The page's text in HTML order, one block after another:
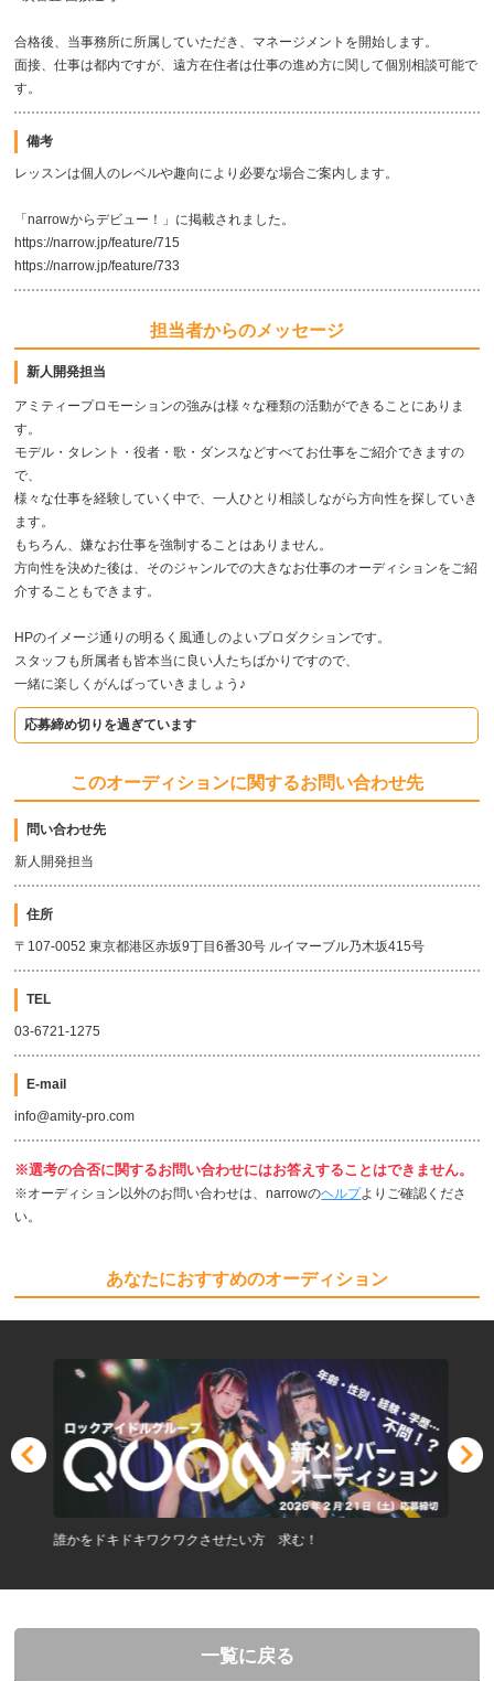
合格後、当事務所に所属していただき、マネージメントを開始します。
面接、仕事は都内ですが、遠方在住者は仕事の進め方に関して個別相談可能で
す。
備考
レッスンは個人のレベルや趣向により必要な場合ご案内します。
「narrowからデビュー！」に掲載されました。
https://narrow.jp/feature/715
https://narrow.jp/feature/733
担当者からのメッセージ
新人開発担当
アミティープロモーションの強みは様々な種類の活動ができることにありま
す。
モデル・タレント・役者・歌・ダンスなどすべてお仕事をご紹介できますの
で、
様々な仕事を経験していく中で、一人ひとり相談しながら方向性を探していき
ます。
もちろん、嫌なお仕事を強制することはありません。
方向性を決めた後は、そのジャンルでの大きなお仕事のオーディションをご紹
介することもできます。
HPのイメージ通りの明るく風通しのよいプロダクションです。
スタッフも所属者も皆本当に良い人たちばかりですので、
一緒に楽しくがんばっていきましょう♪
応募締め切りを過ぎています
このオーディションに関するお問い合わせ先
問い合わせ先
新人開発担当
住所
〒107-0052 東京都港区赤坂9丁目6番30号 ルイマーブル乃木坂415号
TEL
03-6721-1275
E-mail
info@amity-pro.com
※選考の合否に関するお問い合わせにはお答えすることはできません。
※オーディション以外のお問い合わせは、narrowのヘルプよりご確認くださ
い。
あなたにおすすめのオーディション
誰かをドキドキワクワクさせたい方 求む！
一覧に戻る